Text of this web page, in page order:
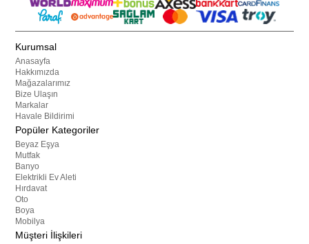
Kurumsal
Anasayfa
Hakkımızda
Mağazalarımız
Bize Ulaşın
Markalar
Havale Bildirimi
Popüler Kategoriler
Beyaz Eşya
Mutfak
Banyo
Elektrikli Ev Aleti
Hırdavat
Oto
Boya
Mobilya
Müşteri İlişkileri